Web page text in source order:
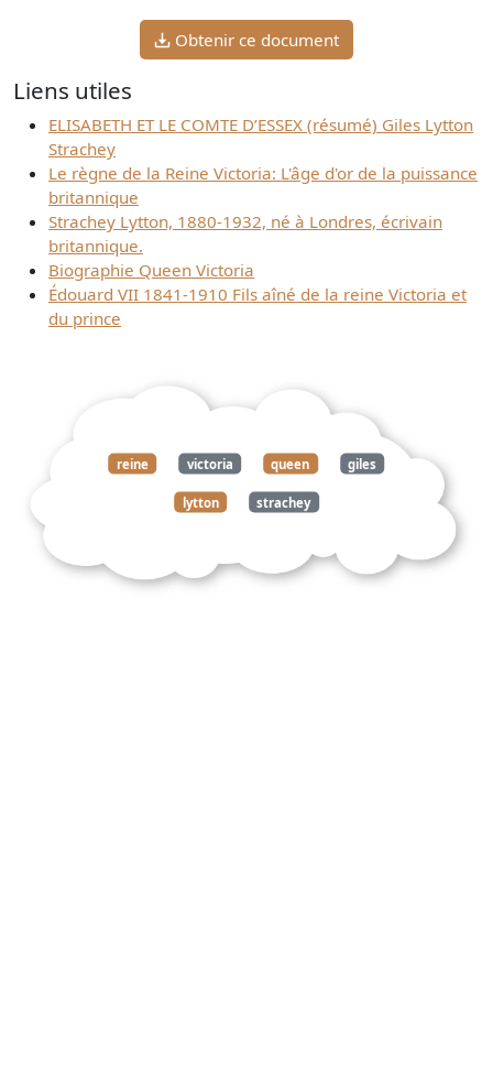
Obtenir ce document
Liens utiles
ELISABETH ET LE COMTE D’ESSEX (résumé) Giles Lytton
Strachey
Le règne de la Reine Victoria: L'âge d'or de la puissance
britannique
Strachey Lytton, 1880-1932, né à Londres, écrivain
britannique.
Biographie Queen Victoria
Édouard VII 1841-1910 Fils aîné de la reine Victoria et
du prince
reine victoria queen giles
lytton strachey